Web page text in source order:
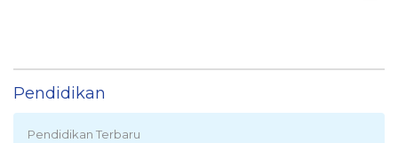
Pendidikan
Pendidikan Terbaru